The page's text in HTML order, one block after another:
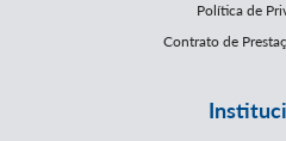
Política de
Contrato de